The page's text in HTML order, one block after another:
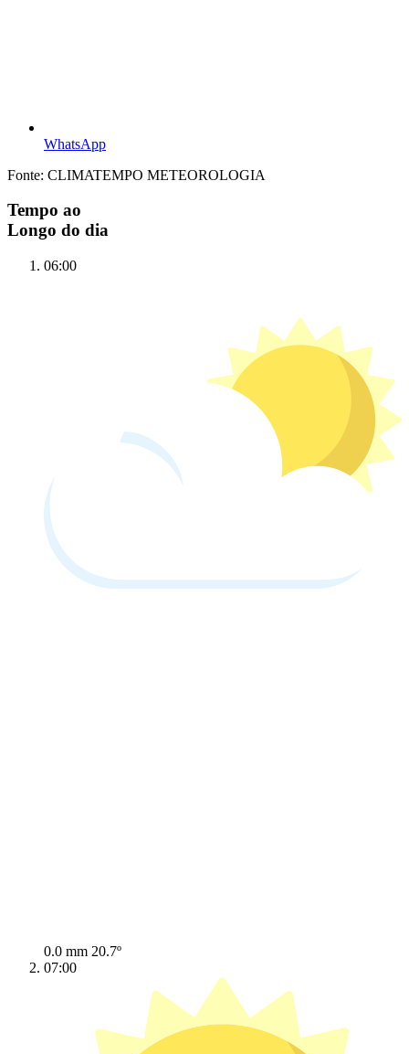
WhatsApp
Fonte: CLIMATEMPO METEOROLOGIA
Tempo ao
Longo do dia
06:00
0.0 mm 20.7º
07:00